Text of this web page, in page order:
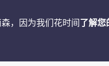
，因为我们花时间 了解